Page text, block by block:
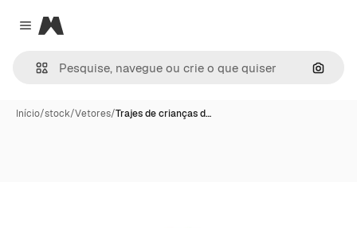
Close menu
Magnific
Início/stock/Vetores/Trajes de crianças d…